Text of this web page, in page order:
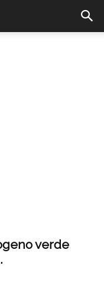
verde